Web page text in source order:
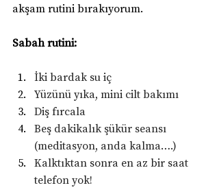
akşam rutini bırakıyorum.
Sabah rutini:
İki bardak su iç
Yüzünü yıka, mini cilt bakımı
Diş fırcala
Beş dakikalık şükür seansı
(meditasyon, anda kalma….)
Kalktıktan sonra en az bir saat
telefon yok!